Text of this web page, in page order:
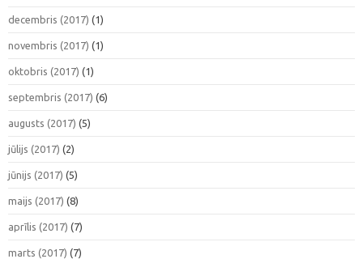
decembris (2017) (1)
novembris (2017) (1)
oktobris (2017) (1)
septembris (2017) (6)
augusts (2017) (5)
jūlijs (2017) (2)
jūnijs (2017) (5)
maijs (2017) (8)
aprīlis (2017) (7)
marts (2017) (7)